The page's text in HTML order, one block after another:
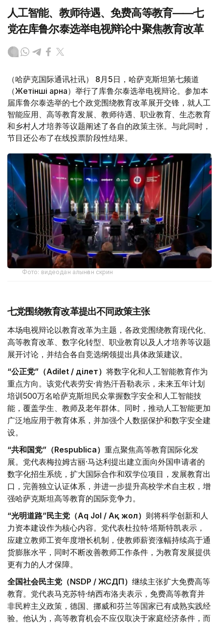
人工智能、教师待遇、免费高等教育——七
党在库鲁尔泰选举电视辩论中聚焦教育改革
（哈萨克国际通讯社讯） 8月5日，哈萨克斯坦第七频道
（Жетінші арна）举行了库鲁尔泰选举电视辩论。参加本
届库鲁尔泰选举的七个政党围绕教育改革展开交锋，就人工
智能应用、高等教育发展、教师待遇、职业教育、生态教育
和乡村人才培养等议题阐述了各自的政策主张。与此同时，
节目还公布了在线投票阶段性结果。
Фото: видеодан алынған скрин
七党围绕教育改革提出不同政策主张
本场电视辩论以教育改革为主题，各政党围绕教育现代化、
高等教育改革、数字化转型、职业教育以及人才培养等议题
展开讨论，并结合各自竞选纲领提出具体政策建议。
“公正党”（Adilet / Әділет） 将数字化和人工智能教育作为
重点方向。该党代表劳安·肯热汗吾勒表示，未来五年计划
培训500万名哈萨克斯坦民众掌握数字安全和人工智能技
能，覆盖学生、教师及老年群体。同时，推动人工智能更加
广泛地应用于教育体系，并加强个人数据保护和数字安全建
设。
“共和国党”（Respublica） 重点聚焦高等教育国际化发
展。党代表梅拉姆古丽·马达利提出建立面向外国申请者的
数字化招生系统，扩大国际合作和双学位项目，发展教育出
口，完善独立认证体系，并进一步提升高校学术自主权，增
强哈萨克斯坦高等教育的国际竞争力。
“光明道路”民主党（Aq Jol / Ақ жол） 则将科学创新和人
力资本建设作为核心内容。党代表杜拉特·塔斯特凯表示，
应建立教师工资年度增长机制，使教师薪资涨幅持续高于通
货膨胀水平，同时不断改善教师工作条件，为教育发展提供
更有力的人才保障。
全国社会民主党（NSDP / ЖСДП） 继续主张扩大免费高等
教育。党代表马克苏特·纳西布洛夫表示，免费高等教育并
非民粹主义政策，德国、挪威和芬兰等国家已有成熟实践经
验。他认为，高等教育机会不应仅取决于家庭经济条件，而